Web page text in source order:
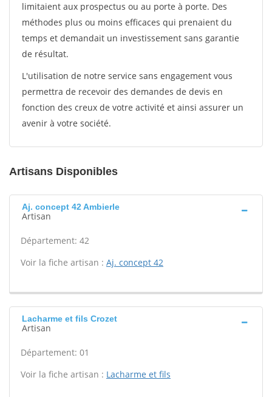
limitaient aux prospectus ou au porte à porte. Des
méthodes plus ou moins efficaces qui prenaient du
temps et demandait un investissement sans garantie
de résultat.
L'utilisation de notre service sans engagement vous
permettra de recevoir des demandes de devis en
fonction des creux de votre activité et ainsi assurer un
avenir à votre société.
Artisans Disponibles
Aj. concept 42 Ambierle
Artisan
Département: 42
Voir la fiche artisan : Aj. concept 42
Lacharme et fils Crozet
Artisan
Département: 01
Voir la fiche artisan : Lacharme et fils